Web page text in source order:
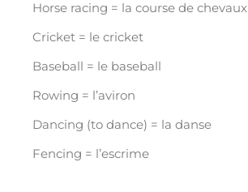
Horse racing = la course de chevaux
Cricket = le cricket
Baseball = le baseball
Rowing = l’aviron
Dancing (to dance) = la danse
Fencing = l’escrime